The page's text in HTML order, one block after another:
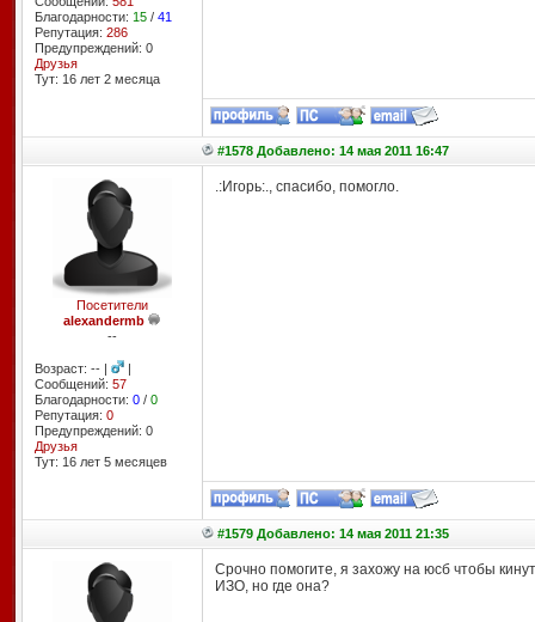
Благодарности: 15/ 41
Репутация: 286
Предупреждений: 0
Друзья
Тут: 16 лет 2 месяцa
#1578 Добавлено: 14 мая 2011 16:47
Посетители
alexandermb
--
Возраст: -- |
|
Сообщений: 57
Благодарности: 0/ 0
Репутация: 0
Предупреждений: 0
Друзья
Тут: 16 лет 5 месяцев
.:Игорь:., спасибо, помогло.
#1579 Добавлено: 14 мая 2011 21:35
Срочно помогите, я захожу на юсб чтобы
ИЗО, но где она?